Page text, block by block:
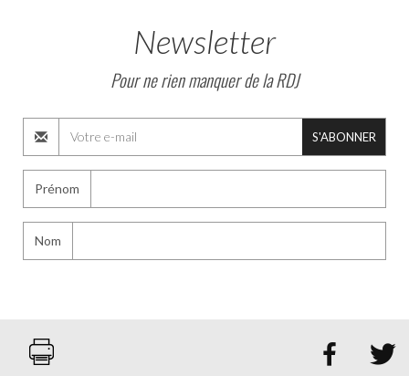
Newsletter
Pour ne rien manquer de la RDJ
S'ABONNER
Prénom
Nom
 